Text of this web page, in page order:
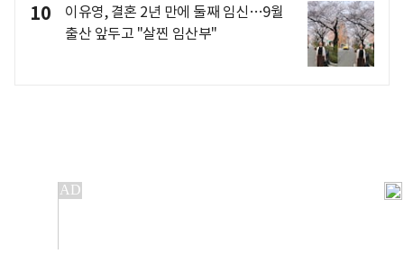
10
이유영, 결혼 2년 만에 둘째 임신…9월
출산 앞두고 "살찐 임산부"